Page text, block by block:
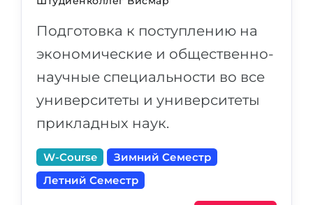
Подготовка к поступлению на
экономические и общественно-
научные специальности во все
университеты и университеты
прикладных наук.
W-Course
Зимний Семестр
Летний Семестр